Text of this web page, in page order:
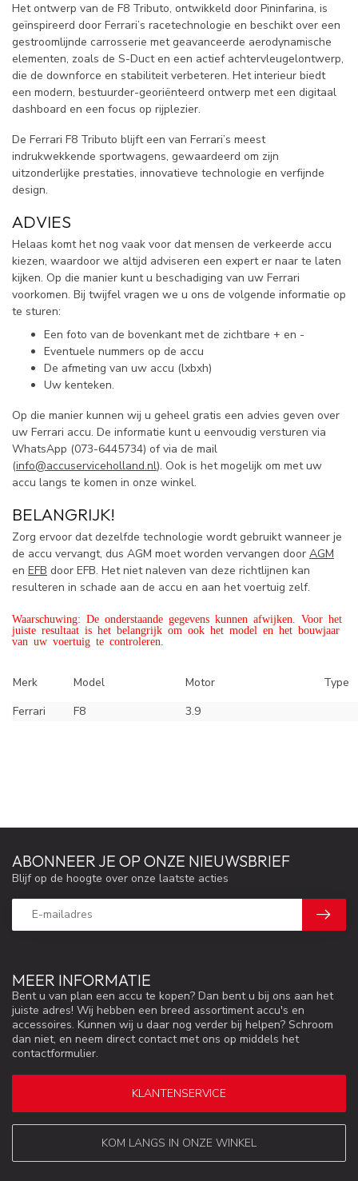
Het ontwerp van de F8 Tributo, ontwikkeld door Pininfarina, is
geïnspireerd door Ferrari’s racetechnologie en beschikt over een
gestroomlijnde carrosserie met geavanceerde aerodynamische
elementen, zoals de S-Duct en een actief achtervleugelontwerp,
die de downforce en stabiliteit verbeteren. Het interieur biedt
een modern, bestuurder-georiënteerd ontwerp met een digitaal
dashboard en een focus op rijplezier.
De Ferrari F8 Tributo blijft een van Ferrari’s meest
indrukwekkende sportwagens, gewaardeerd om zijn
uitzonderlijke prestaties, innovatieve technologie en verfijnde
design.
ADVIES
Helaas komt het nog vaak voor dat mensen de verkeerde accu
kiezen, waardoor we altijd adviseren een expert er naar te laten
kijken. Op die manier kunt u beschadiging van uw Ferrari
voorkomen. Bij twijfel vragen we u ons de volgende informatie op
te sturen:
Een foto van de bovenkant met de zichtbare + en -
Eventuele nummers op de accu
De afmeting van uw accu (lxbxh)
Uw kenteken.
Op die manier kunnen wij u geheel gratis een advies geven over
uw Ferrari accu. De informatie kunt u eenvoudig versturen via
WhatsApp (073-6445734) of via de mail
(info@accuserviceholland.nl). Ook is het mogelijk om met uw
accu langs te komen in onze winkel.
BELANGRIJK!
Zorg ervoor dat dezelfde technologie wordt gebruikt wanneer je
de accu vervangt, dus AGM moet worden vervangen door AGM
en EFB door EFB. Het niet naleven van deze richtlijnen kan
resulteren in schade aan de accu en aan het voertuig zelf.
Waarschuwing: De onderstaande gegevens kunnen afwijken. Voor het
juiste resultaat is het belangrijk om ook het model en het bouwjaar
van uw voertuig te controleren.
Merk Model Motor
Type
Ferrari
F8 3.9
MEER INFORMATIE
Bent u van plan een accu te kopen? Dan bent u bij ons aan het
juiste adres! Wij hebben een breed assortiment accu's en
accessoires. Kunnen wij u daar nog verder bij helpen? Schroom
dan niet, en neem direct contact met ons op middels het
contactformulier.
KLANTENSERVICE
KOM LANGS IN ONZE WINKEL
ABONNEER JE OP ONZE NIEUWSBRIEF
Blijf op de hoogte over onze laatste acties